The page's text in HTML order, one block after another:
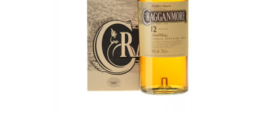
Cragganmore Special Edition:Die Brennerei bringt
unregelmäßig Special Releases auf den Markt, die werden dann
auch in numerierten Flaschen verkauft. Aktuell haben wir die